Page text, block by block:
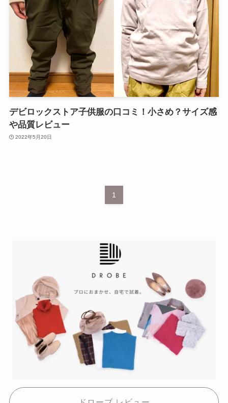
デビロックストア子供服の口コミ！小さめ？サイズ感
や品質レビュー
2022年5月20日
1